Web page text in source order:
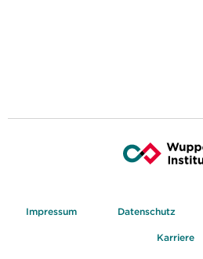
Impressum Datenschutz
Karriere